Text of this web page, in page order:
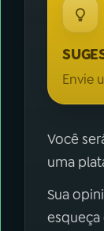
Envie
Você
uma
Sua
esqueça